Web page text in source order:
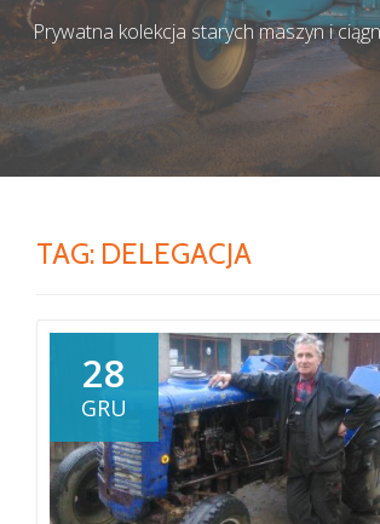
Prywatna kolekcja starych maszyn i
TAG: DELEGACJA
28
GRU